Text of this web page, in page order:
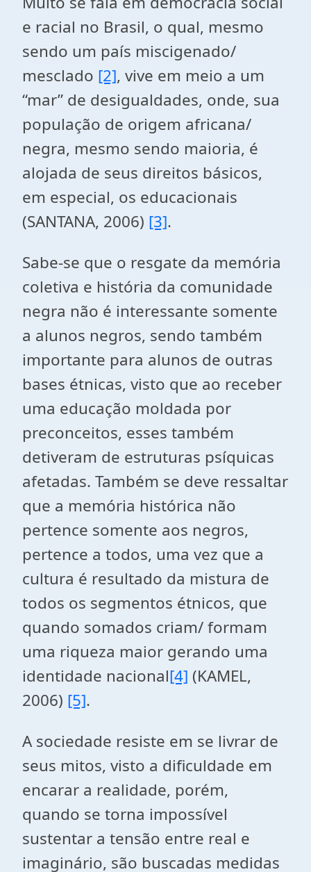
e racial no Brasil, o qual, mesmo
sendo um país miscigenado/
mesclado [2], vive em meio a um
“mar” de desigualdades, onde, sua
população de origem africana/
negra, mesmo sendo maioria, é
alojada de seus direitos básicos,
em especial, os educacionais
(SANTANA, 2006) [3].
Sabe-se que o resgate da memória
coletiva e história da comunidade
negra não é interessante somente
a alunos negros, sendo também
importante para alunos de outras
bases étnicas, visto que ao receber
uma educação moldada por
preconceitos, esses também
detiveram de estruturas psíquicas
afetadas. Também se deve ressaltar
que a memória histórica não
pertence somente aos negros,
pertence a todos, uma vez que a
cultura é resultado da mistura de
todos os segmentos étnicos, que
quando somados criam/ formam
uma riqueza maior gerando uma
identidade nacional[4] (KAMEL,
2006) [5].
A sociedade resiste em se livrar de
seus mitos, visto a dificuldade em
encarar a realidade, porém,
quando se torna impossível
sustentar a tensão entre real e
imaginário, são buscadas medidas